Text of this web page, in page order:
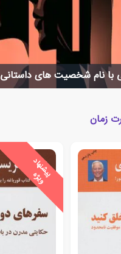
با نام شخصیت های داستانی
زمان
پ
ی
ش
ن
ه
ا
د
و
ی
ژ
ه